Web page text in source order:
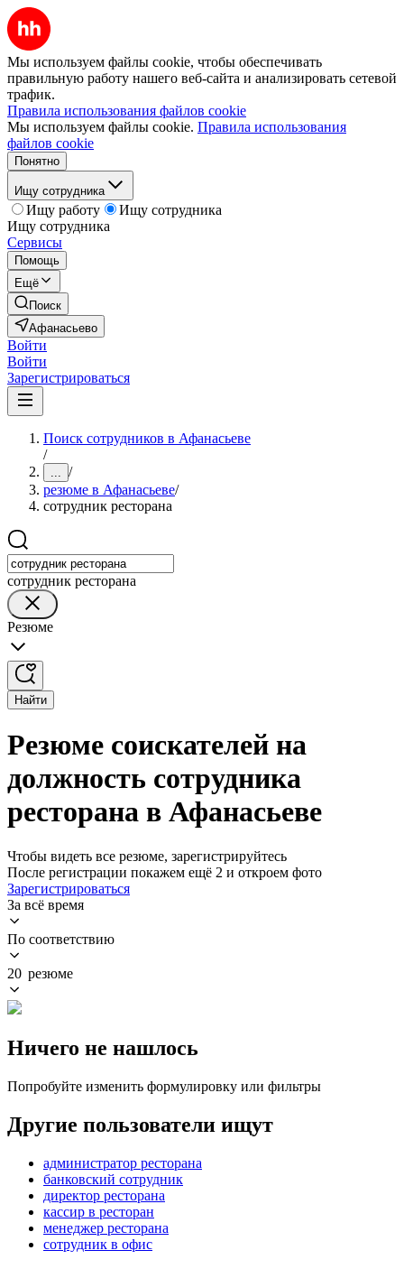
Мы используем файлы cookie, чтобы обеспечивать
правильную работу нашего веб-сайта и анализировать сетевой
трафик.
Правила использования файлов cookie
Мы используем файлы cookie. Правила использования
файлов cookie
Понятно
Ищу сотрудника
Ищу работу
Ищу сотрудника
Ищу сотрудника
Сервисы
Помощь
Ещё
Поиск
Афанасьево
Войти
Войти
Зарегистрироваться
Поиск сотрудников в Афанасьеве
/
... /
резюме в Афанасьеве/
сотрудник ресторана
сотрудник ресторана
Резюме
Найти
Резюме соискателей на
должность сотрудника
ресторана в Афанасьеве
Чтобы видеть все резюме, зарегистрируйтесь
После регистрации покажем ещё 2 и откроем фото
Зарегистрироваться
За всё время
По соответствию
20 резюме
Ничего не нашлось
Попробуйте изменить формулировку или фильтры
Другие пользователи ищут
администратор ресторана
банковский сотрудник
директор ресторана
кассир в ресторан
менеджер ресторана
сотрудник в офис